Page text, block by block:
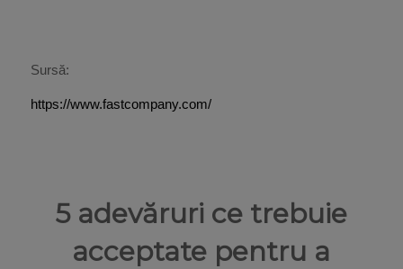
Sursă:
https://www.fastcompany.com/
5 adevăruri ce trebuie
acceptate pentru a